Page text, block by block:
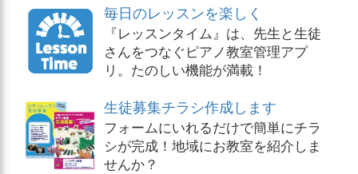
毎日のレッスンを楽しく
『レッスンタイム』は、先生と生徒
さんをつなぐピアノ教室管理アプ
リ。たのしい機能が満載！
生徒募集チラシ作成します
フォームにいれるだけで簡単にチラ
シが完成！地域にお教室を紹介しま
せんか？